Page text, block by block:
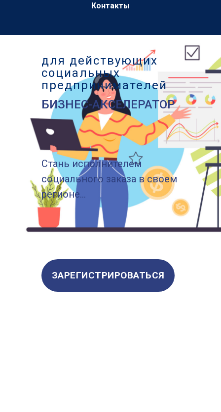
Контакты
БИЗНЕС-АКСЕЛЕРАТОР
Стань исполнителем
социального заказа в своем
регионе...
ЗАРЕГИСТРИРОВАТЬСЯ
для действующих
социальных
предпринимателей